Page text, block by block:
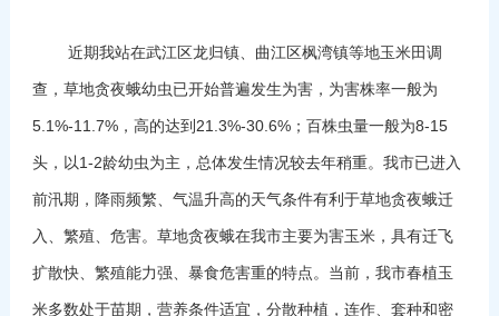
近期我站在武江区龙归镇、曲江区枫湾镇等地玉米田调
查，草地贪夜蛾幼虫已开始普遍发生为害，为害株率一般为
5.1%-11.7%，高的达到21.3%-30.6%；百株虫量一般为8-15
头，以1-2龄幼虫为主，总体发生情况较去年稍重。我市已进入
前汛期，降雨频繁、气温升高的天气条件有利于草地贪夜蛾迁
入、繁殖、危害。草地贪夜蛾在我市主要为害玉米，具有迁飞
扩散快、繁殖能力强、暴食危害重的特点。当前，我市春植玉
米多数处于苗期，营养条件适宜，分散种植，连作、套种和密